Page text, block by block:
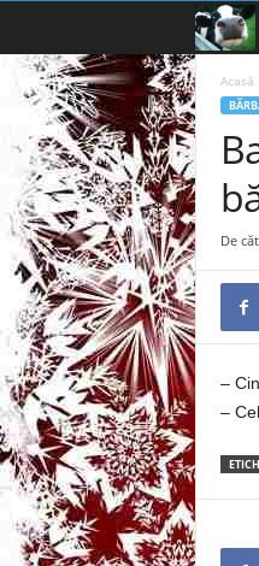
Acasă
De
–
–